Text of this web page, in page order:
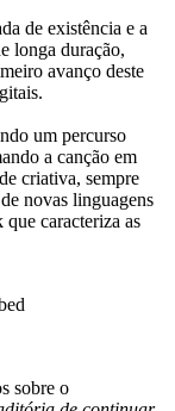
de existência e a
longa duração,
avanço deste
um percurso
a canção em
criativa, sempre
novas linguagens
que caracteriza as
sobre o